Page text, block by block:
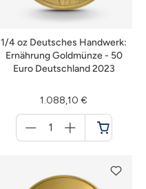
1/4 oz Deutsches Handwerk:
Ernährung Goldmünze - 50
Euro Deutschland 2023
1.088,10 €
für
Warenkorb